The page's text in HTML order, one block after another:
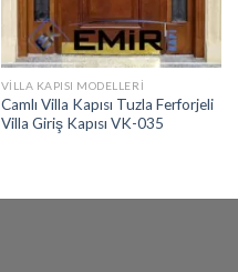
VILLA KAPISI MODELLERI
Camlı Villa Kapısı Tuzla Ferforjeli
Villa Giriş Kapısı VK-035